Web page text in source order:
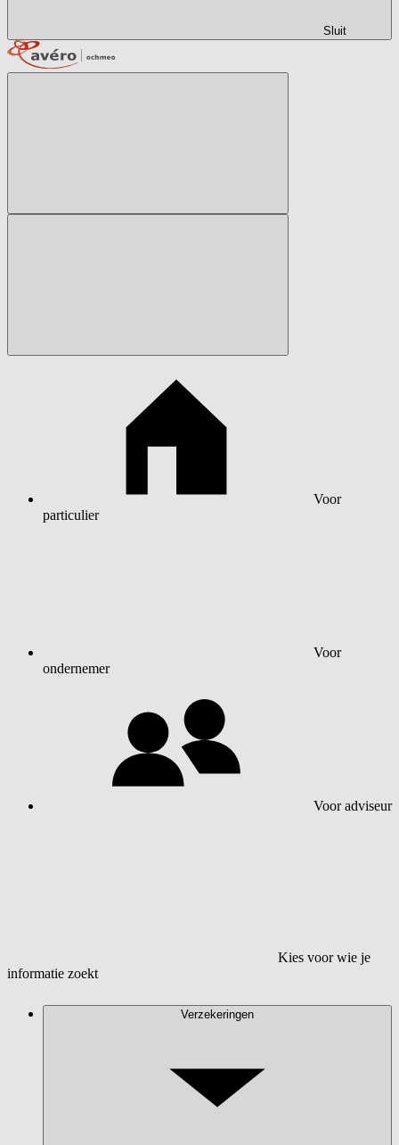
Sluit
Voor
particulier
Voor
ondernemer
Voor adviseur
Kies voor wie je
informatie zoekt
Verzekeringen